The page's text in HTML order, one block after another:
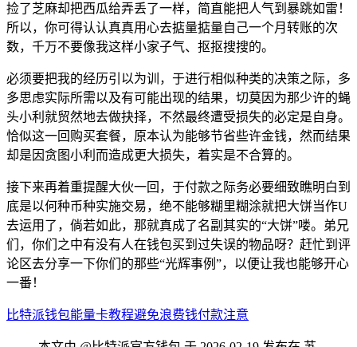
捡了芝麻却把西瓜给弄丢了一样，简直能把人气到暴跳如雷！
所以，你可得认认真真用心去掂量掂量自己一个月转账的次
数，千万不要像我这样小家子气、抠抠搜搜的。
必须要把我的经历引以为训，于进行相似种类的决策之际，多
多思虑实际所需以及有可能出现的结果，切莫因为那少许的蝇
头小利就贸然地去做抉择，不然最终遭受损失的必定是自身。
恰似这一回购买套餐，原本认为能够节省些许金钱，然而结果
却是因贪图小利而造成更大损失，着实是不合算的。
接下来再着重提醒大伙一回，于付款之际务必要细致瞧明白到
底是以何种币种实施交易，绝不能够糊里糊涂就把大饼当作U
去运用了，倘若如此，那就真成了名副其实的“大饼”喽。弟兄
们，你们之中有没有人在钱包买到过失误的物品呀？赶忙到评
论区去分享一下你们的那些“光辉事例”，以便让我也能够开心
一番！
比特派钱包能量卡教程避免浪费钱付款注意